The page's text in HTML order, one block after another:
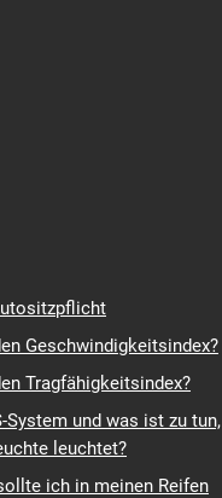
Geschwindigkeitsindex?
Tragfähigkeitsindex?
System und was ist zu tun,
leuchtet?
ich in meinen Reifen